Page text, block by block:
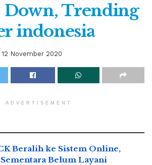
Down, Trending
indonesia
12 November 2020
ADVERTISEMENT
Beralih ke Sistem Online,
Belum Layani